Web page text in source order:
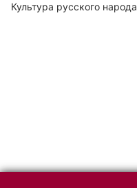
Культура русского народа